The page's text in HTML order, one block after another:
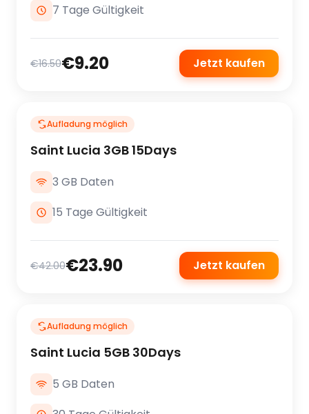
7 Tage Gültigkeit
€16.50€9.20 Jetzt kaufen
Aufladung möglich
Saint Lucia 3GB 15Days
3 GB Daten
15 Tage Gültigkeit
€42.00€23.90 Jetzt kaufen
Aufladung möglich
Saint Lucia 5GB 30Days
5 GB Daten